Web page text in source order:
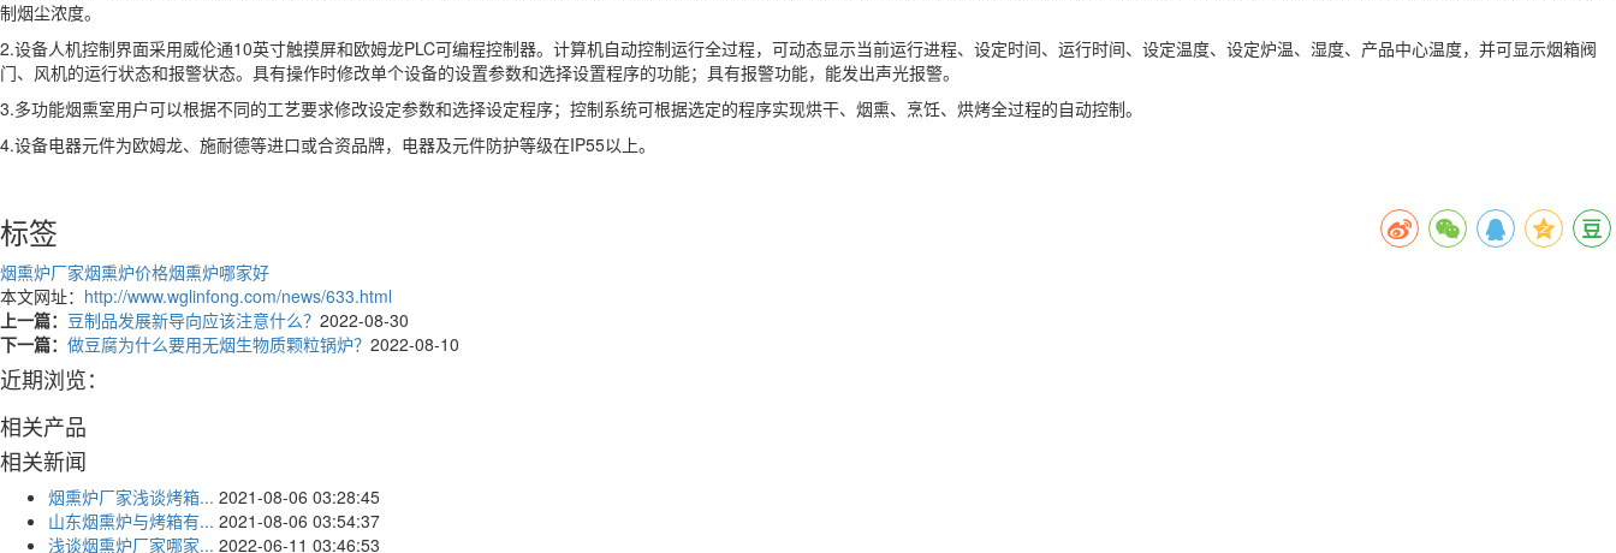
制烟尘浓度。
2.设备人机控制界面采用威伦通10英寸触摸屏和欧姆龙PLC可编程控制器。计算机自动控制运行全过程，可动态显示当前运行进程、设定时间、运行时间、设定温度、设定炉温、湿度、产品中心温度，并可显示烟箱阀
门、风机的运行状态和报警状态。具有操作时修改单个设备的设置参数和选择设置程序的功能；具有报警功能，能发出声光报警。
3.多功能烟熏室用户可以根据不同的工艺要求修改设定参数和选择设定程序；控制系统可根据选定的程序实现烘干、烟熏、烹饪、烘烤全过程的自动控制。
4.设备电器元件为欧姆龙、施耐德等进口或合资品牌，电器及元件防护等级在IP55以上。
标签
烟熏炉厂家烟熏炉价格烟熏炉哪家好
本文网址： http://www.wglinfong.com/news/633.html
上一篇： 豆制品发展新导向应该注意什么？ 2022-08-30
下一篇： 做豆腐为什么要用无烟生物质颗粒锅炉？ 2022-08-10
近期浏览：
相关产品
相关新闻
烟熏炉厂家浅谈烤箱... 2021-08-06 03:28:45
山东烟熏炉与烤箱有... 2021-08-06 03:54:37
浅谈烟熏炉厂家哪家... 2022-06-11 03:46:53